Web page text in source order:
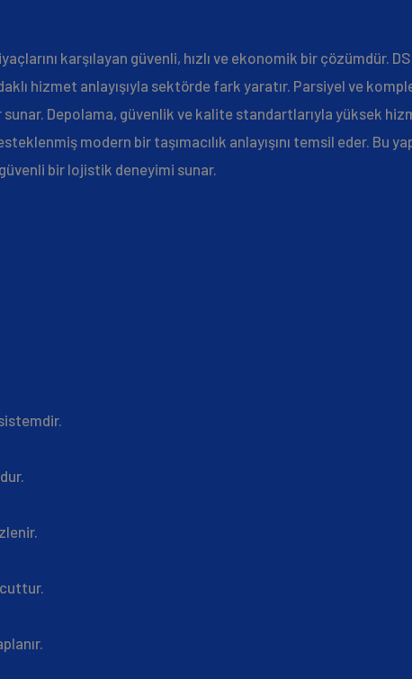
karşılayan güvenli, hızlı ve ekonomik bir çözümdür.
hizmet anlayışıyla sektörde fark yaratır. Parsiyel ve
Depolama, güvenlik ve kalite standartlarıyla yüksek
modern bir taşımacılık anlayışını temsil eder. Bu
bir lojistik deneyimi sunar.